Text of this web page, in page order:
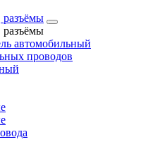
разъёмы
разъёмы
автомобильный
проводов